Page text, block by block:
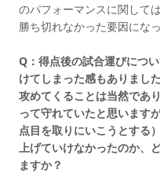
のパフォーマンスに関して
勝ち切れなかった要因にな
Q：得点後の試合運びにつ
けてしまった感もありまし
攻めてくることは当然であ
って守れていたと思います
点目を取りにいこうとする
上げていけなかったのか、
ますか？